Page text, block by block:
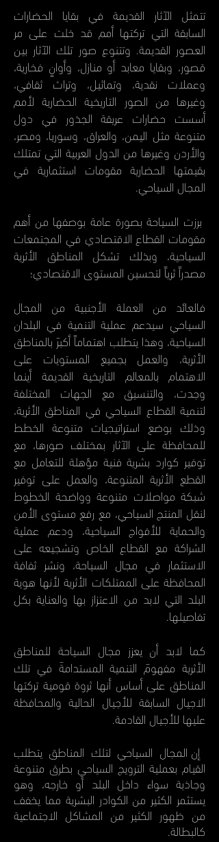
تتمثل الآثار القديمة في بقايا الحضارات
السابقة التي تركتها أمم قد خلت على مر
العصور القديمة. وتتنوع صور تلك الآثار بين
قصور، وبقايا معابد أو منازل، وأوانٍ فخارية،
وعملات نقدية، وتماثيل، وتراث ثقافي،
وغيرها من الصور التاريخية الحضارية لأمم
أسست حضارات عريقة الجذور في دول
متنوعة مثل اليمن، والعراق، وسوريا، ومصر،
والأردن وغيرها من الدول العربية التي تمتلك
بقيمتها الحضارية مقومات استثمارية في
المجال السياحي.
برزت السياحة بصورة عامة بوصفها من أهم
مقومات القطاع الاقتصادي في المجتمعات
السياحية، وبذلك تشكل المناطق الأثرية
مصدراً ثرياً لتحسين المستوى الاقتصادي؛
فالعائد من العملة الأجنبية من المجال
السياحي سيدعم عملية التنمية في البلدان
السياحية، وهذا يتطلب اهتماماً أكبرَ بالمناطق
الأثرية، والعمل بجميع المستويات على
الاهتمام بالمعالم التاريخية القديمة أينما
وجدت، والتنسيق مع الجهات المختلفة
لتنمية القطاع السياحي في المناطق الأثرية،
وذلك بوضع استراتيجيات متنوعة الخطط
للمحافظة على الآثار بمختلف صورها، مع
توفير كوارد بشرية فنية مؤهلة للتعامل مع
القطع الأثرية المتنوعة، والعمل على توفير
شبكة مواصلات متنوعة وواضحة الخطوط
لنقل المنتج السياحي، مع رفع مستوى الأمن
والحماية للأفواج السياحية، ودعم عملية
الشراكة مع القطاع الخاص وتشجيعه على
الاستثمار في مجال السياحة، ونشر ثفافة
المحافظة على الممتلكات الأثرية لأنها هوية
البلد التي لابد من الاعتزاز بها والعناية بكل
تفاصيلها.
كما لابد أن يعزز مجال السياحة للمناطق
الأثرية مفهومَ التنمية المستدامةَ في تلك
المناطق على أساس أنها ثروة قومية تركتها
الاجيال السابقة للأجيال الحالية والمحافظة
عليها للأجيال القادمة.
إن المجال السياحي لتلك المناطق يتطلب
القيام بعملية الترويج السياحي بطرق متنوعة
وجاذبة سواء داخل البلد أو خارجه، وهو
يستثمر الكثير من الكوادر البشرية مما يخفف
من ظهور الكثير من المشاكل الاجتماعية
كالبطالة.